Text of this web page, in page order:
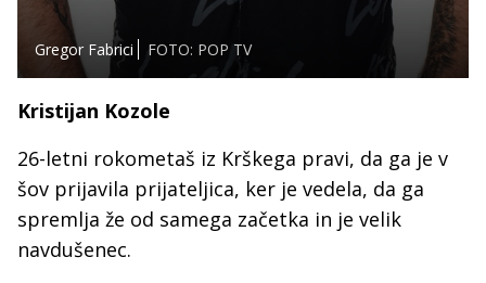
Gregor Fabrici FOTO: POP TV
Kristijan Kozole
26-letni rokometaš iz Krškega pravi, da ga je v
šov prijavila prijateljica, ker je vedela, da ga
spremlja že od samega začetka in je velik
navdušenec.